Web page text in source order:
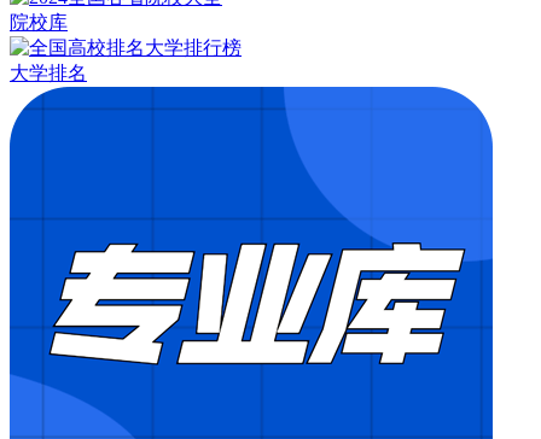
院校库
大学排名